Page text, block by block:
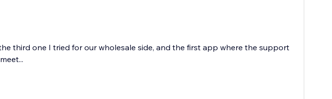
third one I tried for our wholesale side, and the first app where the support